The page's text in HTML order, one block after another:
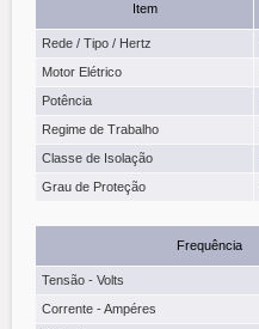
Item
Rede / Tipo / Hertz
Motor Elétrico
Potência
Regime de Trabalho
Classe de Isolação
Grau de Proteção
Frequência
Tensão - Volts
Corrente - Ampéres